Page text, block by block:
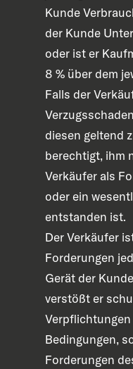
Kunde
der Kunde
oder ist er
8 % über dem
Falls der
diesen geltend
berechtigt, ihm
Verkäufer als
oder ein
entstanden ist.
Der Verkäufer
Forderungen
Gerät der
verstößt er
Bedingungen,
Forderungen